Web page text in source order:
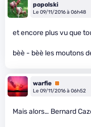
popolski
Le 09/11/2016 à 06h48
et encore plus vu que
bèè - bèè les moutons
warfie Premium
Le 09/11/2016 à 06h52
Mais alors… Bernard